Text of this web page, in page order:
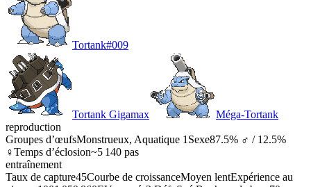
Tortank#009
Tortank Gigamax
Méga-Tortank
reproduction
Groupes d’œufsMonstrueux, Aquatique 1 Sexe87.5% ♂ / 12.5%
♀Temps d’éclosion~5 140 pas
entraînement
Taux de capture45Courbe de croissanceMoyen lentExpérience au